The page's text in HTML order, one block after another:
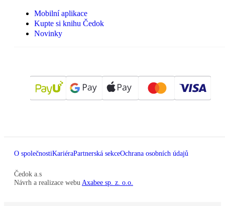
Mobilní aplikace
Kupte si knihu Čedok
Novinky
O společnostiKariéraPartnerská sekceOchrana osobních údajů
Čedok a.s
Návrh a realizace webu Axabee sp. z. o.o.